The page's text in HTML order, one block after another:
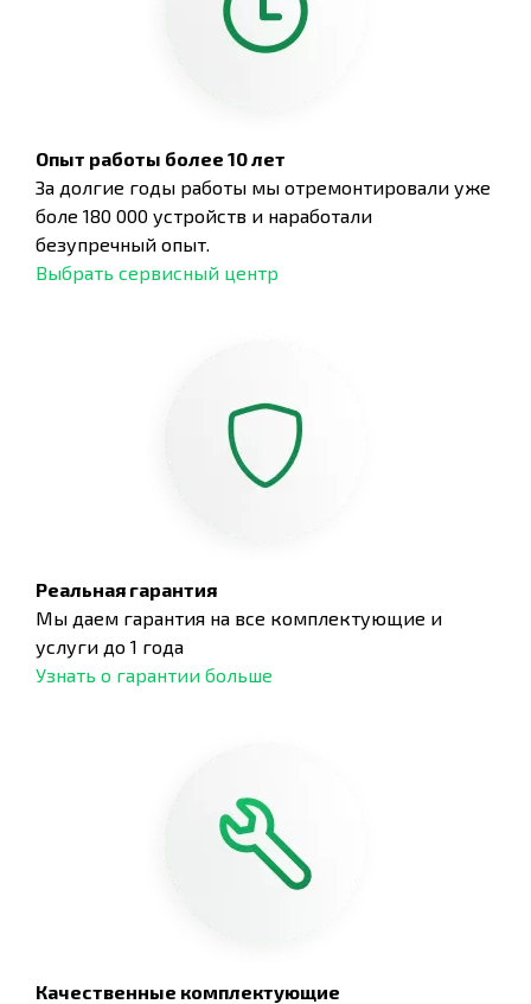
Опыт работы более 10 лет
За долгие годы работы мы отремонтировали уже
боле 180 000 устройств и наработали
безупречный опыт.
Выбрать сервисный центр
Реальная гарантия
Мы даем гарантия на все комплектующие и
услуги до 1 года
Узнать о гарантии больше
Качественные комплектующие